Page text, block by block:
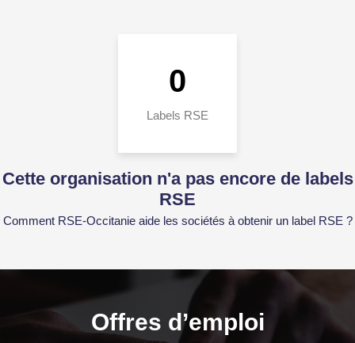
0
Labels RSE
Cette organisation n'a pas encore de labels
RSE
Comment RSE-Occitanie aide les sociétés à obtenir un label RSE ?
Offres d’emploi